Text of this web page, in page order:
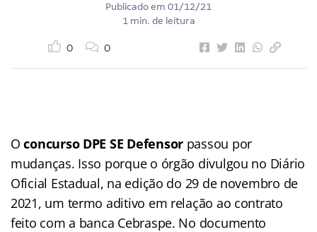
Publicado em 01/12/21
1 min. de leitura
0 0
Oconcurso DPE SE Defensor passou por
mudanças. Isso porque o órgão divulgou no Diário
Oficial Estadual, na edição do 29 de novembro de
2021, um termo aditivo em relação ao contrato
feito com a banca Cebraspe. No documento